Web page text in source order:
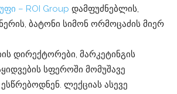
– ROI Group დამფუძნებლის,
ბატონი სიმონ ორმოცაძის მიერ
დირექტორები, მარკეტინგის
სფეროში მომუშავე
ლექციას ასევე